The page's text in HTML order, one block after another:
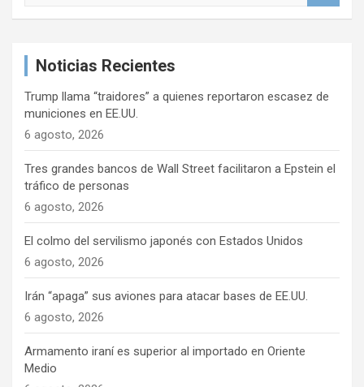
Noticias Recientes
Trump llama “traidores” a quienes reportaron escasez de
municiones en EE.UU.
6 agosto, 2026
Tres grandes bancos de Wall Street facilitaron a Epstein el
tráfico de personas
6 agosto, 2026
El colmo del servilismo japonés con Estados Unidos
6 agosto, 2026
Irán “apaga” sus aviones para atacar bases de EE.UU.
6 agosto, 2026
Armamento iraní es superior al importado en Oriente
Medio